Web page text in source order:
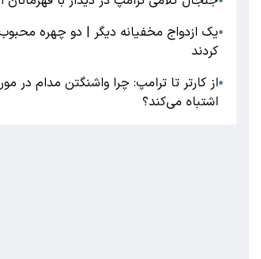
●یک ازدواج مخفیانه دیگر | دو چهره محبوب
کردند
●از کارتر تا ترامپ: چرا واشنگتن مدام در
اشتباه می‌کند؟